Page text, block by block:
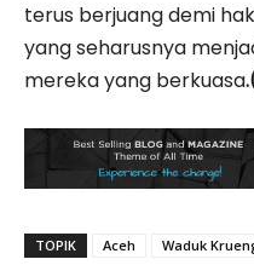
terus berjuang demi
yang seharusnya
mereka yang berkuasa
TOPIK Aceh Waduk